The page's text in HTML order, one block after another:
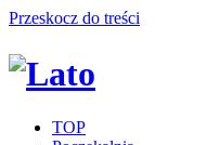
Przeskocz do treści
TOP